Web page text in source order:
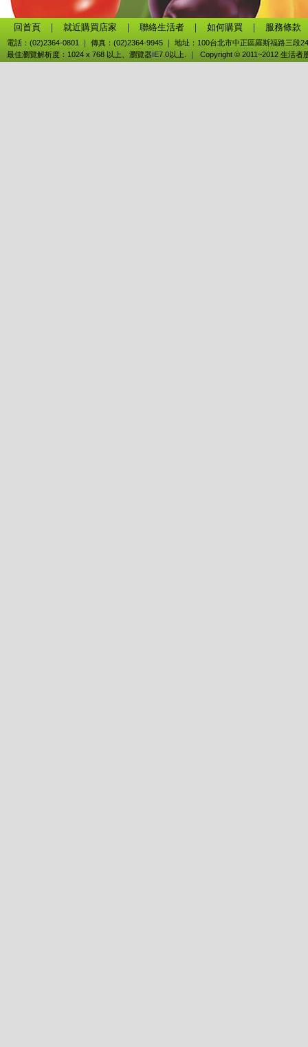
回首頁 ｜ 就近購買店家 ｜ 聯絡生活者 ｜ 如何購買 ｜ 服務條款
電話：(02)2364-0801 ｜ 傳真：(02)2364-9945 ｜ 地址：100台北市中正區羅斯福路三段
最佳瀏覽解析度：1024 x 768 以上、瀏覽器IE7.0以上. ｜ Copyright © 2011~2012 生活